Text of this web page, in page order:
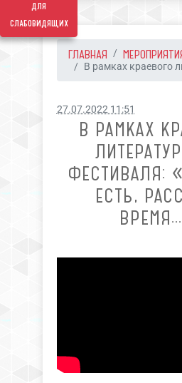
для
слабовидящих
ГЛАВНАЯ
В рамках краевого
27.07.2022 11:51
В РАМКАХ
ФЕСТИВАЛЯ:
ЕСТЬ,